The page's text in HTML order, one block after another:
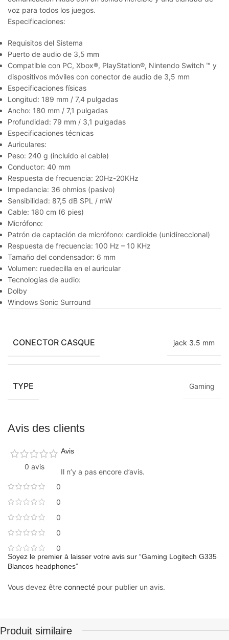
voz para todos los juegos.
Especificaciones:
Requisitos del Sistema
Puerto de audio de 3,5 mm
Compatible con PC, Xbox®, PlayStation®, Nintendo Switch ™ y
dispositivos móviles con conector de audio de 3,5 mm
Especificaciones físicas
Longitud: 189 mm / 7,4 pulgadas
Ancho: 180 mm / 7,1 pulgadas
Profundidad: 79 mm / 3,1 pulgadas
Especificaciones técnicas
Auriculares:
Peso: 240 g (incluido el cable)
Conductor: 40 mm
Respuesta de frecuencia: 20Hz-20KHz
Impedancia: 36 ohmios (pasivo)
Sensibilidad: 87,5 dB SPL / mW
Cable: 180 cm (6 pies)
Micrófono:
Patrón de captación de micrófono: cardioide (unidireccional)
Respuesta de frecuencia: 100 Hz – 10 KHz
Tamaño del condensador: 6 mm
Volumen: ruedecilla en el auricular
Tecnologías de audio:
Dolby
Windows Sonic Surround
CONECTOR CASQUE jack 3.5 mm
TYPE Gaming
Avis des clients
0 avis
0
0
0
0
0
Avis
Il n’y a pas encore d’avis.
Soyez le premier à laisser votre avis sur “Gaming Logitech G335
Blancos headphones”
Vous devez être connecté pour publier un avis.
Produit similaire